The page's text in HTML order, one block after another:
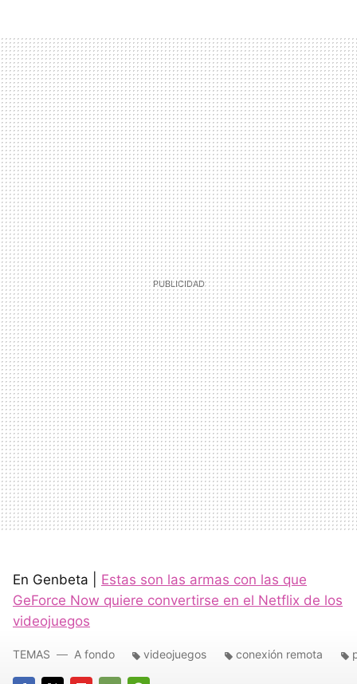
En Genbeta | Estas son las armas con las que
GeForce Now quiere convertirse en el Netflix de los
videojuegos
TEMAS A fondo videojuegos conexión remota